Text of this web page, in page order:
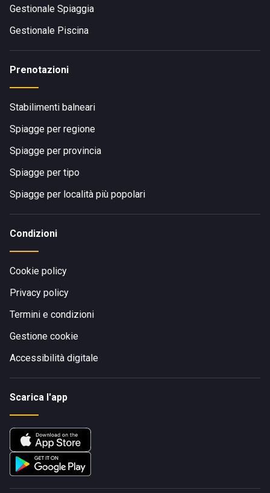
Gestionale Spiaggia
Gestionale Piscina
Prenotazioni
Stabilimenti balneari
Spiagge per regione
Spiagge per provincia
Spiagge per tipo
Spiagge per località più popolari
Condizioni
Cookie policy
Privacy policy
Termini e condizioni
Gestione cookie
Accessibilità digitale
Scarica l'app